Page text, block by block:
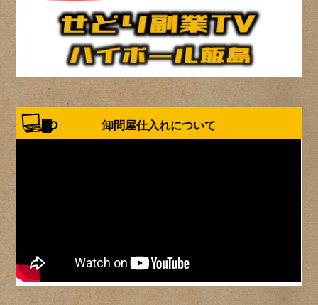
卸問屋仕入れについて